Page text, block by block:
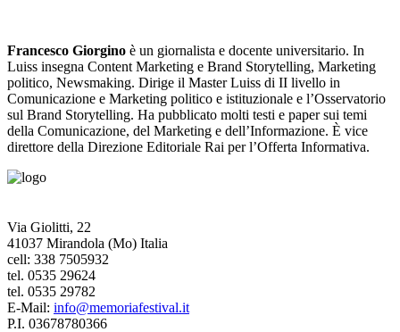
Francesco Giorgino è un giornalista e docente universitario. In
Luiss insegna Content Marketing e Brand Storytelling, Marketing
politico, Newsmaking. Dirige il Master Luiss di II livello in
Comunicazione e Marketing politico e istituzionale e l’Osservatorio
sul Brand Storytelling. Ha pubblicato molti testi e paper sui temi
della Comunicazione, del Marketing e dell’Informazione. È vice
direttore della Direzione Editoriale Rai per l’Offerta Informativa.
Via Giolitti, 22
41037 Mirandola (Mo) Italia
cell: 338 7505932
tel. 0535 29624
tel. 0535 29782
E-Mail: info@memoriafestival.it
P.I. 03678780366